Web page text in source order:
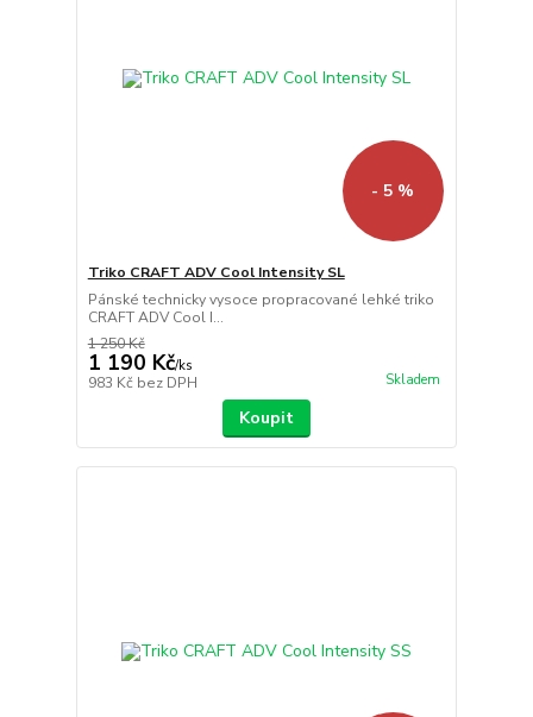
- 5 %
Triko CRAFT ADV Cool Intensity SL
Pánské technicky vysoce propracované lehké triko
CRAFT ADV Cool I...
1 250 Kč
1 190 Kč/ks
983 Kč bez DPH Skladem
Koupit